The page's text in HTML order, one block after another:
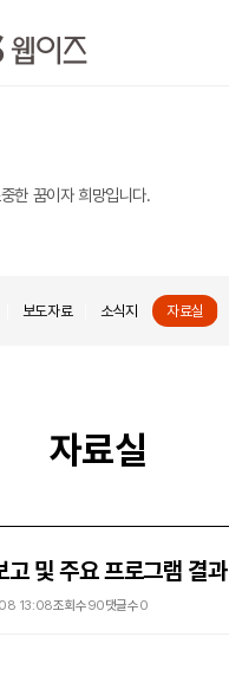
한 꿈이자 희망입니다.
보도자료 소식지 자료실
자료실
고 및 주요 프로그램 결과
13:08조회수90댓글수0